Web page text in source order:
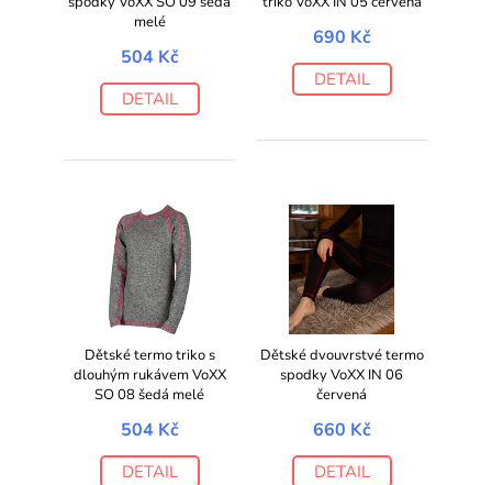
melé
504 Kč
DETAIL
690 Kč
DETAIL
Dětské termo triko s
dlouhým rukávem VoXX
SO 08 šedá melé
504 Kč
DETAIL
Dětské dvouvrstvé termo
spodky VoXX IN 06
červená
660 Kč
DETAIL